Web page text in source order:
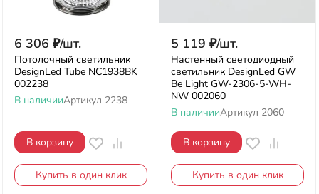
6 306 ₽/шт.
Потолочный светильник
DesignLed Tube NC1938BK
002238
В наличииАртикул 2238
В корзину
Купить в один клик
5 119 ₽/шт.
Настенный светодиодный
светильник DesignLed GW
Be Light GW-2306-5-WH-
NW 002060
В наличииАртикул 2060
В корзину
Купить в один клик